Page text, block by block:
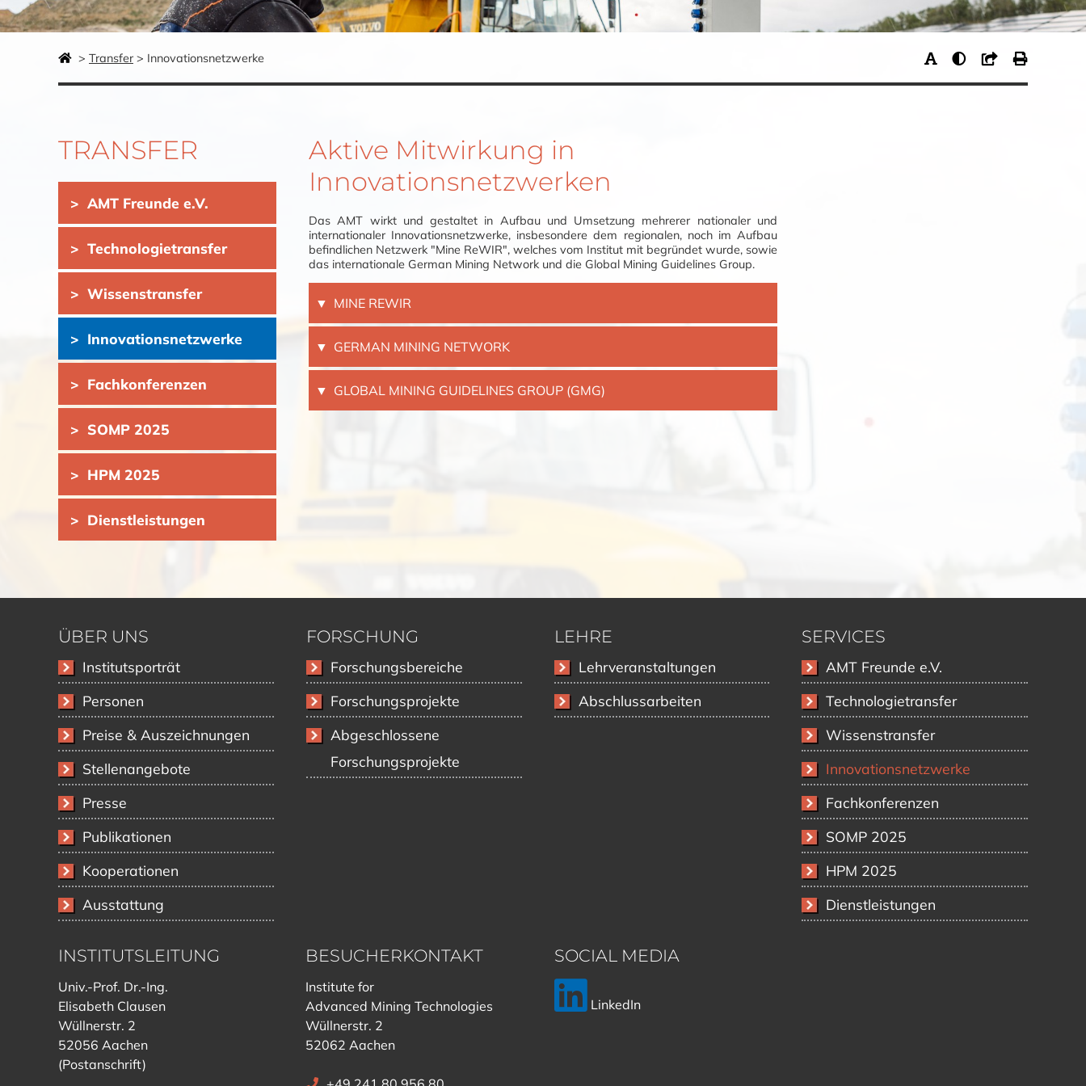
Transfer Innovationsnetzwerke
Aktive Mitwirkung in
Innovationsnetzwerken
Das AMT wirkt und gestaltet in Aufbau und Umsetzung mehrerer nationaler und
internationaler Innovationsnetzwerke, insbesondere dem regionalen, noch im Aufbau
befindlichen Netzwerk "Mine ReWIR", welches vom Institut mit begründet wurde, sowie
das internationale German Mining Network und die Global Mining Guidelines Group.
MINE REWIR
GERMAN MINING NETWORK
GLOBAL MINING GUIDELINES GROUP (GMG)
TRANSFER
überspringen
AMT Freunde e.V.
Technologietransfer
Wissenstransfer
Innovationsnetzwerke
Fachkonferenzen
SOMP 2025
HPM 2025
Dienstleistungen
ÜBER UNS
Navigation
überspringen
Institutsporträt
Personen
Preise & Auszeichnungen
Stellenangebote
Presse
Publikationen
Kooperationen
Ausstattung
FORSCHUNG
Navigation
überspringen
Forschungsbereiche
Forschungsprojekte
Abgeschlossene
Forschungsprojekte
LEHRE
Navigation
überspringen
Lehrveranstaltungen
Abschlussarbeiten
INSTITUTSLEITUNG
Univ.-Prof. Dr.-Ing.
Elisabeth Clausen
Wüllnerstr. 2
52056 Aachen
(Postanschrift)
BESUCHERKONTAKT
Institute for
Advanced Mining Technologies
Wüllnerstr. 2
52062 Aachen
SOCIAL MEDIA
LinkedIn
SERVICES
Navigation
überspringen
AMT Freunde e.V.
Technologietransfer
Wissenstransfer
Innovationsnetzwerke
Fachkonferenzen
SOMP 2025
HPM 2025
Dienstleistungen